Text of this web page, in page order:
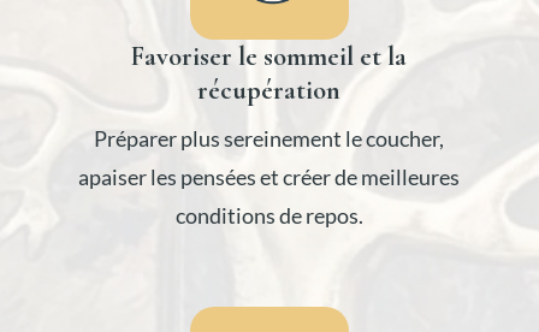
Favoriser le sommeil et la
récupération
Préparer plus sereinement le coucher,
apaiser les pensées et créer de meilleures
conditions de repos.